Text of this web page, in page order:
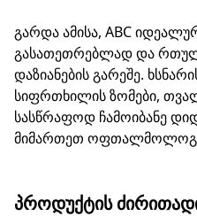
გარდა ამისა, ABC
გასათეთრებლად და
დაზიანების გარეშე.
სიფრთხილის ზომები,
სასწრაფოდ ჩამოიბანე
მიმართეთ
ᲞᲠᲝᲓᲣᲥᲢᲘᲡ